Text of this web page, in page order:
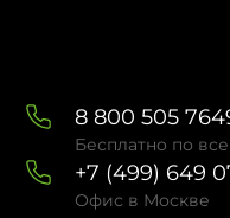
8 800 505
Бесплатно по
+7 (499) 649
Офис в Москве